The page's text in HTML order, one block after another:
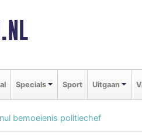
Specials Sport Uitgaan
bemoeienis politiechef